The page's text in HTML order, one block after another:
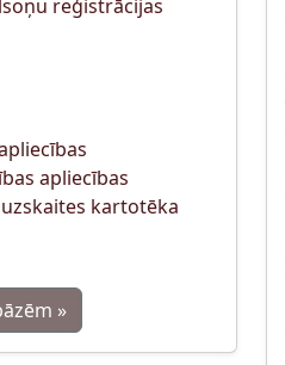
reģistrācijas
apliecības
kartotēka
»